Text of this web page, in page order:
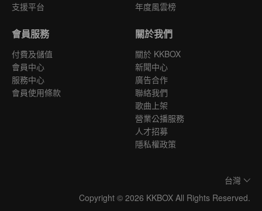
支援平台
年度風雲榜
會員服務
付費及儲值
會員中心
服務中心
會員使用條款
關於我們
關於 KKBOX
新聞中心
廣告合作
聯絡我們
歌曲上架
營業公播服務
人才招募
隱私權政策
台灣
Copyright © 2026 KKBOX All Rights Reserved.